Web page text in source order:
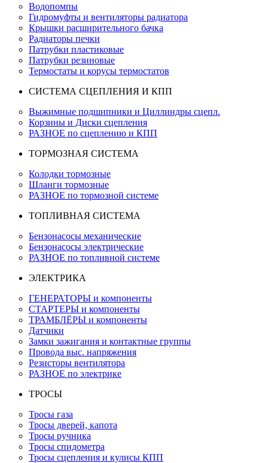
Водопомпы
Гидромуфты и вентиляторы радиатора
Крышки расширительного бачка
Радиаторы печки
Патрубки пластиковые
Патрубки резиновые
Термостаты и корусы термостатов
СИСТЕМА СЦЕПЛЕНИЯ И КПП
Выжимные подшипники и Циллиндры сцепл.
Корзины и Диски сцепления
РАЗНОЕ по сцеплению и КПП
ТОРМОЗНАЯ СИСТЕМА
Колодки тормозные
Шланги тормозные
РАЗНОЕ по тормозной системе
ТОПЛИВНАЯ СИСТЕМА
Бензонасосы механические
Бензонасосы электрические
РАЗНОЕ по топливной системе
ЭЛЕКТРИКА
ГЕНЕРАТОРЫ и компоненты
СТАРТЕРЫ и компоненты
ТРАМБЛЁРЫ и компоненты
Датчики
Замки зажигания и контактные группы
Провода выс. напряжения
Резисторы вентилятора
РАЗНОЕ по электрике
ТРОСЫ
Тросы газа
Тросы дверей, капота
Тросы ручника
Тросы спидометра
Тросы сцепления и кулисы КПП